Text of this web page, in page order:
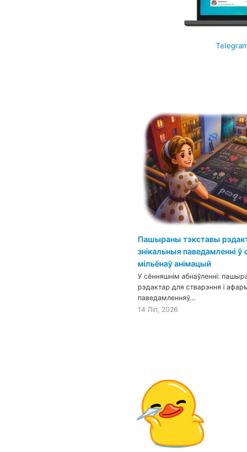
Пашыраны тэкставы
знікальныя паведамленні ў
мільёнаў анімацый
У сённяшнім абнаўленні:
рэдактар для стварэння і
паведамленняў…
14 Ліп, 2026